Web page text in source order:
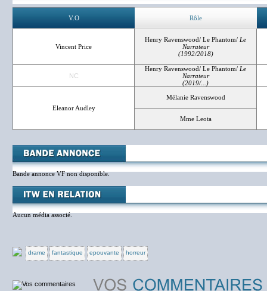
V.O Rôle
Vincent Price
Henry Ravenswood/ Le Phantom/ Le
Narrateur
(1992/2018)
NC
Henry Ravenswood/ Le Phantom/ Le
Narrateur
(2019/...)
Eleanor Audley
Mélanie Ravenswood
Mme Leota
Bande annonce VF non disponible.
Aucun média associé.
drame fantastique epouvante horreur